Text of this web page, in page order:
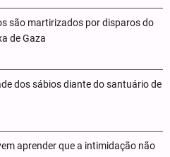
são martirizados por disparos do
de Gaza
dos sábios diante do santuário de
aprender que a intimidação não